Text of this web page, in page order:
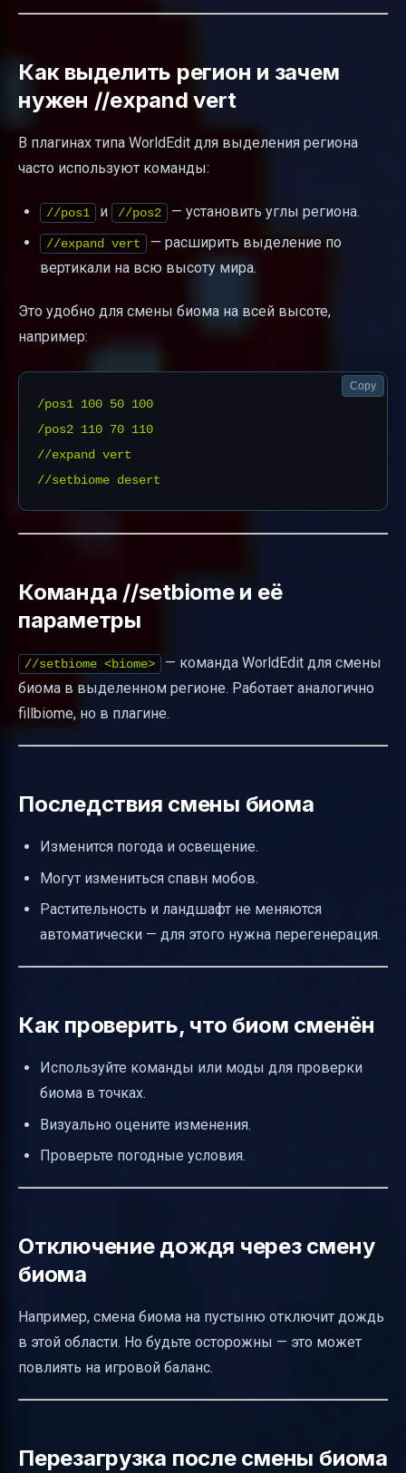
Как выделить регион и зачем
нужен //expand vert
В плагинах типа WorldEdit для выделения региона
часто используют команды:
//pos1 и //pos2 — установить углы региона.
//expand vert
— расширить выделение по
вертикали на всю высоту мира.
Это удобно для смены биома на всей высоте,
например:
/pos1 100 50 100
/pos2 110 70 110
//expand vert
Copy
Команда //setbiome и её
параметры
//setbiome <biome>
— команда WorldEdit для смены
биома в выделенном регионе. Работает аналогично
fillbiome, но в плагине.
Последствия смены биома
Изменится погода и освещение.
Могут измениться спавн мобов.
Растительность и ландшафт не меняются
автоматически — для этого нужна перегенерация.
Как проверить, что биом сменён
Используйте команды или моды для проверки
биома в точках.
Визуально оцените изменения.
Проверьте погодные условия.
Отключение дождя через смену
биома
Например, смена биома на пустыню отключит дождь
в этой области. Но будьте осторожны — это может
повлиять на игровой баланс.
Перезагрузка после смены биома